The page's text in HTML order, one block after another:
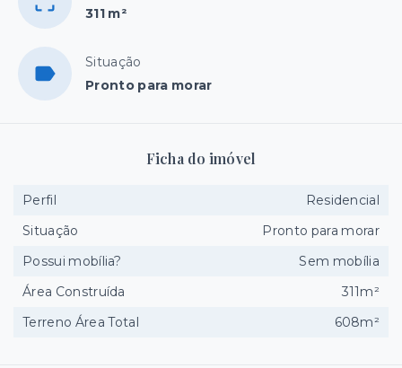
311 m²
Situação
Pronto para morar
Ficha do imóvel
Perfil
Residencial
Situação
Pronto para morar
Possui mobília?
Sem mobília
Área Construída
311m²
Terreno Área Total
608m²